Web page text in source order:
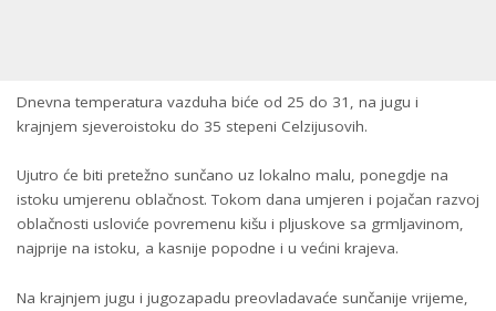
Dnevna temperatura vazduha biće od 25 do 31, na jugu i
krajnjem sjeveroistoku do 35 stepeni Celzijusovih.
Ujutro će biti pretežno sunčano uz lokalno malu, ponegdje na
istoku umjerenu oblačnost. Tokom dana umjeren i pojačan razvoj
oblačnosti usloviće povremenu kišu i pljuskove sa grmljavinom,
najprije na istoku, a kasnije popodne i u većini krajeva.
Na krajnjem jugu i jugozapadu preovladavaće sunčanije vrijeme,